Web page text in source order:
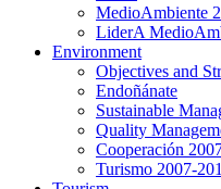
MedioAmbiente
LiderA
Environment
Objectives and
Endoñánate
Sustainable
Quality
Cooperación
Turismo 2007-